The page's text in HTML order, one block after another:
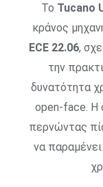
Το Tucano
κράνος
ECE 22.06,
την
δυνατότητα
open-face. Η
περνώντας
να